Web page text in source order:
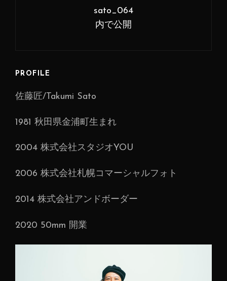
ー
シ
ン
sato_064
内で公開
PROFILE
佐藤匠/Takumi Sato
1981 秋田県金浦町生まれ
2004 株式会社スタジオYOU
2006 株式会社札幌コマーシャルフォト
2014 株式会社アンドボーダー
2020 50mm 開業